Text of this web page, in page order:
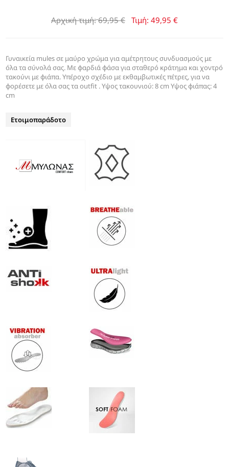
Αρχική τιμή: 69,95 € Τιμή: 49,95 €
Γυναικεία mules σε μαύρο χρώμα για αμέτρητους συνδυασμούς με
όλα τα σύνολά σας. Με φαρδιά φάσα για σταθερό κράτημα και χοντρό
τακούνι με φιάπα. Υπέροχο σχέδιο με εκθαμβωτικές πέτρες, για να
φορέσετε με όλα σας τα outfit . Υψος τακουνιού: 8 cm Υψος φιάπας: 4
cm
Ετοιμοπαράδοτο